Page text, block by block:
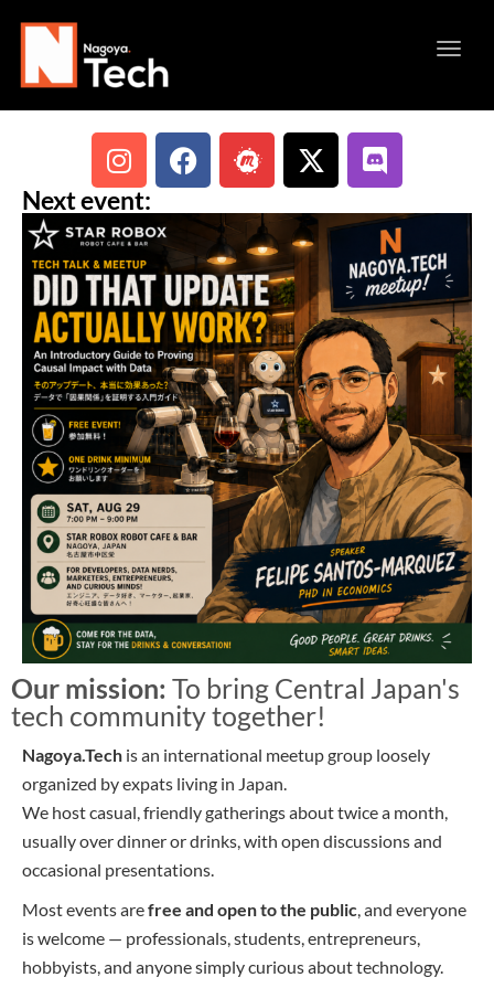
Next event:
Our mission: To bring Central Japan's
tech community together!
Nagoya.Tech is an international meetup group loosely
organized by expats living in Japan.
We host casual, friendly gatherings about twice a month,
usually over dinner or drinks, with open discussions and
occasional presentations.
Most events arefree and open to the public, and everyone
is welcome — professionals, students, entrepreneurs,
hobbyists, and anyone simply curious about technology.